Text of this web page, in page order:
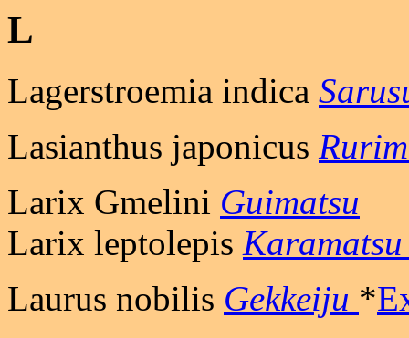
L
Lagerstroemia indica
Lasianthus japonicus
Larix Gmelini Guimatsu
Larix leptolepis Karamatsu
Laurus nobilis Gekkeiju *